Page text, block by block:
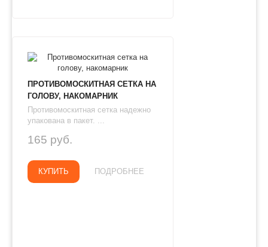
ПРОТИВОМОСКИТНАЯ СЕТКА НА
ГОЛОВУ, НАКОМАРНИК
Противомоскитная сетка надежно
упакована в пакет. ...
165 руб.
КУПИТЬ ПОДРОБНЕЕ